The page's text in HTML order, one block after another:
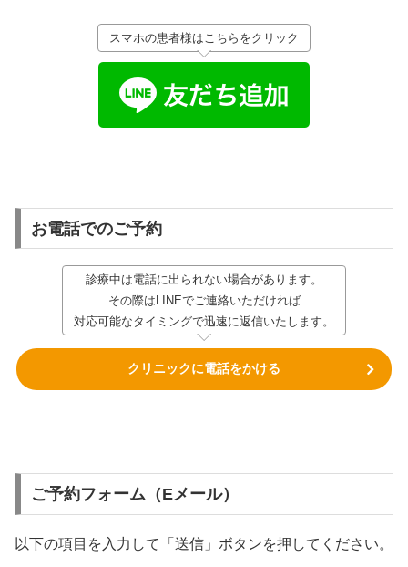
スマホの患者様はこちらをクリック
お電話でのご予約
診療中は電話に出られない場合があります。
その際はLINEでご連絡いただければ
対応可能なタイミングで迅速に返信いたします。
クリニックに電話をかける
ご予約フォーム（Eメール）
以下の項目を入力して「送信」ボタンを押してください。